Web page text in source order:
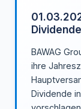
BAWAG
ihre
Dividende